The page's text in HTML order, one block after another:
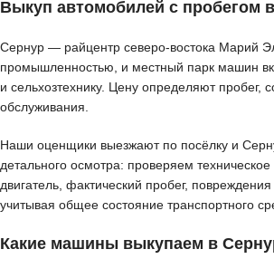
Выкуп автомобилей с пробегом
Сернур — райцентр северо-востока Марий
промышленностью, и местный парк машин
и сельхозтехнику. Цену определяют пробег,
обслуживания.
Наши оценщики выезжают по посёлку и
детального осмотра: проверяем техническое
двигатель, фактический пробег,
учитывая общее состояние транспортного
Какие машины выкупаем в